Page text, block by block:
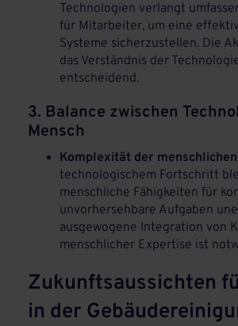
Technologien verlangt
für Mitarbeiter, um eine
Systeme sicherzustellen. Die
das Verständnis der
entscheidend.
3. Balance zwischen
Mensch
Komplexität der
technologischem Fortschritt
menschliche Fähigkeiten für
unvorhersehbare Aufgaben
ausgewogene Integration von
menschlicher Expertise ist
Zukunftsaussichten
in der